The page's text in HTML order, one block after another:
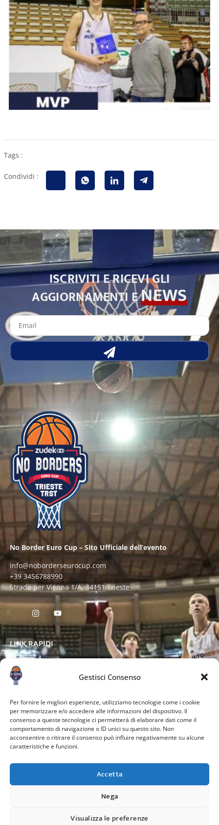
Gestisci Consenso
Per fornire le migliori esperienze, utilizziamo tecnologie come i cookie
per memorizzare e/o accedere alle informazioni del dispositivo. Il
consenso a queste tecnologie ci permetterà di elaborare dati come il
comportamento di navigazione o ID unici su questo sito. Non
acconsentire o ritirare il consenso può influire negativamente su alcune
caratteristiche e funzioni.
Accetta
Nega
Visualizza le preferenze
Tags :
Condividi :
ISCRIVITI E RICEVI GLI
AGGIORNAMENTI ENEWS
No Border Euro Cup – Sito Ufficiale dell’evento
info@noborderseurocup.com
+39 3456788990
Strada per Vienna 1/A, 34151 Trieste
LINK RAPIDI
ALTRE PAGINE